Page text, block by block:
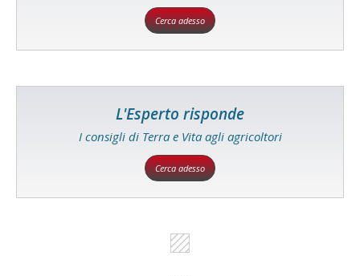
Cerca adesso
L'Esperto risponde
I consigli di Terra e Vita agli agricoltori
Cerca adesso